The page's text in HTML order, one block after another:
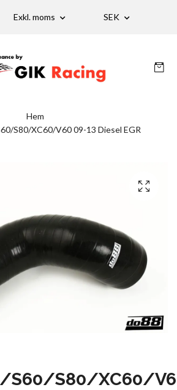
Exkl. moms SEK
Hem
S80/XC60/V60 09-13 Diesel EGR
S60/S80/XC60/